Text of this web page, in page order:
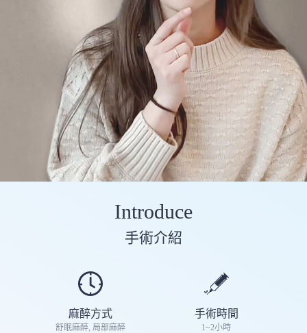
Introduce
手術介紹
麻醉方式
舒眠麻醉, 局部麻醉
手術時間
1~2小時